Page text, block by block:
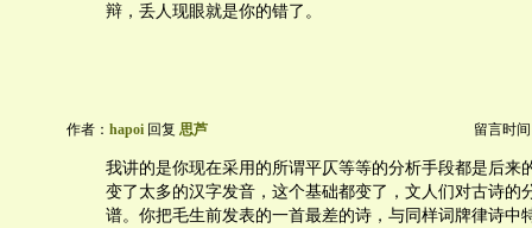
辩，丢人现眼就是你的错了。
作者： hapoi 回复 思芦 留言时间
我讲的是你现在采用的所谓平仄等等的分析手段都是后来
变了太多的汉字发音，这个基础都变了，文人们对古诗的
谱。你把毛生前发表的一首最差的诗，与同样词牌律诗中